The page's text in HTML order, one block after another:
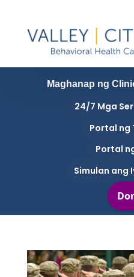
Maghanap ng
24/7 Mga
Portal ng
Portal
Simulan ang